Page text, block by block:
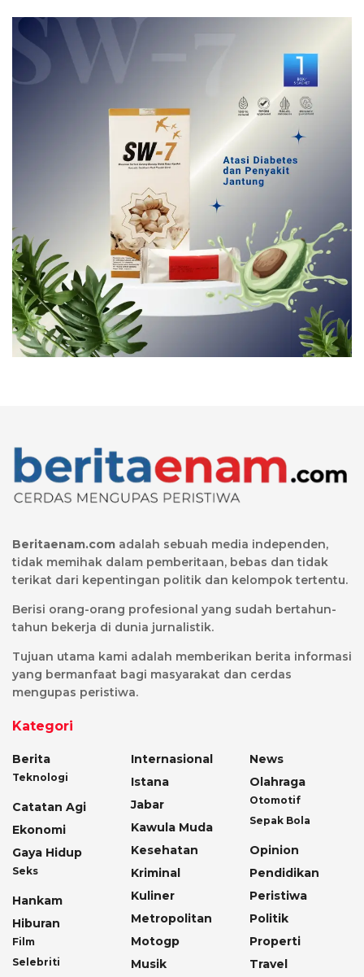
Beritaenam.com adalah sebuah media independen,
tidak memihak dalam pemberitaan, bebas dan tidak
terikat dari kepentingan politik dan kelompok tertentu.
Berisi orang-orang profesional yang sudah bertahun-
tahun bekerja di dunia jurnalistik.
Tujuan utama kami adalah memberikan berita informasi
yang bermanfaat bagi masyarakat dan cerdas
mengupas peristiwa.
Kategori
Berita
Teknologi
Catatan Agi
Ekonomi
Gaya Hidup
Seks
Hankam
Hiburan
Film
Selebriti
Internasional
Istana
Jabar
Kawula Muda
Kesehatan
Kriminal
Kuliner
Metropolitan
Motogp
Musik
News
Olahraga
Otomotif
Sepak Bola
Opinion
Pendidikan
Peristiwa
Politik
Properti
Travel